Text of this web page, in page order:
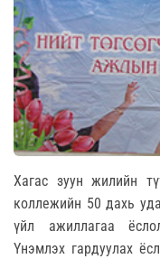
Хагас зуун жилийн
коллежийн 50 дахь
үйл ажиллагаа
Үнэмлэх гардуулах